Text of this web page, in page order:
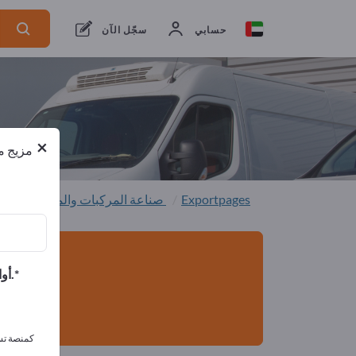
سجّل الآن حسابي من المصدرين من المصنعين2
Exportpages صناعة المركبات والمركبات
× مزيج
أوافق على تلقي الرسائل الإخبارية الخاصة بك وأوافق على بيان خصوصية البيانات.